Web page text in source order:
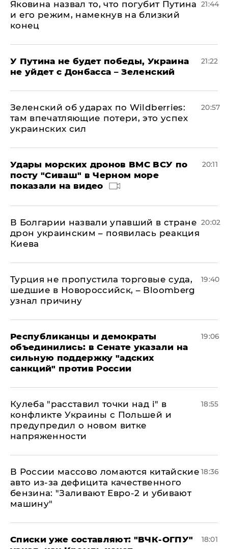
Яковина назвал то, что погубит Путина
и его режим, намекнув на близкий
конец
21:44
У Путина не будет победы, Украина
не уйдет с Донбасса – Зеленский
21:22
Зеленский об ударах по Wildberries:
там впечатляющие потери, это успех
украинских сил
20:57
Удары морских дронов ВМС ВСУ по
посту "Сиваш" в Черном море
показали на видео
20:11
В Болгарии назвали упавший в стране
дрон украинским – появилась реакция
Киева
20:02
Турция не пропустила торговые суда,
шедшие в Новороссийск, – Bloomberg
узнал причину
19:40
Республиканцы и демократы
объединились: в Сенате указали на
сильную поддержку "адских
санкций" против России
19:06
Кулеба "расставил точки над і" в
конфликте Украины с Польшей и
предупредил о новом витке
напряженности
18:55
В России массово ломаются китайские
авто из-за дефицита качественного
бензина: "Заливают Евро-2 и убивают
машину"
18:36
Списки уже составляют: "ВЧК-ОГПУ"
18:01